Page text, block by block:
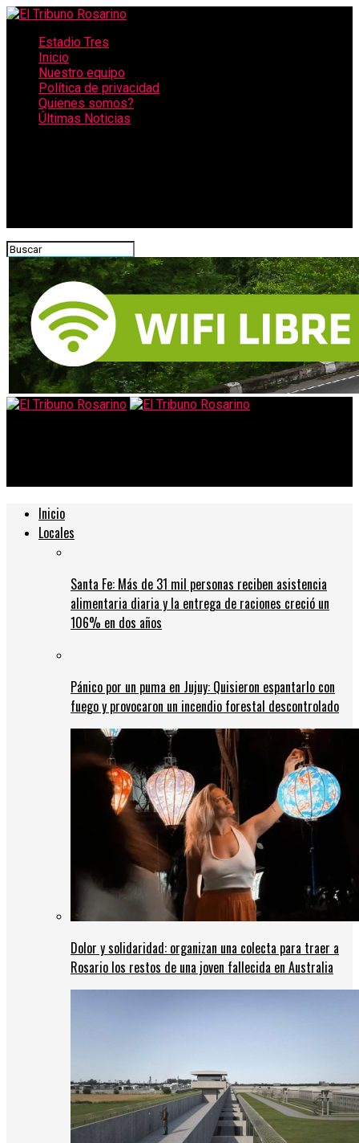
Estadio Tres
Inicio
Nuestro equipo
Política de privacidad
Quienes somos?
Últimas Noticias
Inicio
Locales
Santa Fe: Más de 31 mil personas reciben asistencia
alimentaria diaria y la entrega de raciones creció un
106% en dos años
Pánico por un puma en Jujuy: Quisieron espantarlo con
fuego y provocaron un incendio forestal descontrolado
Dolor y solidaridad: organizan una colecta para traer a
Rosario los restos de una joven fallecida en Australia